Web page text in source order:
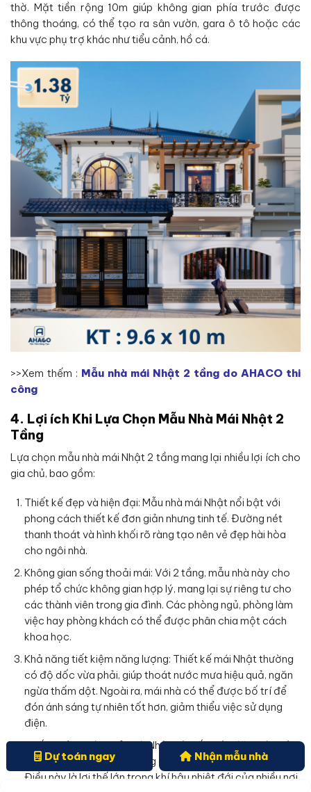
thờ. Mặt tiền rộng 10m giúp không gian phía trước được
thông thoáng, có thể tạo ra sân vườn, gara ô tô hoặc các
khu vực phụ trợ khác như tiểu cảnh, hồ cá.
>>Xem thếm : Mẫu nhà mái Nhật 2 tầng do AHACO thi
công
4. Lợi ích Khi Lựa Chọn Mẫu Nhà Mái Nhật 2
Tầng
Lựa chọn mẫu nhà mái Nhật 2 tầng mang lại nhiều lợi ích cho
gia chủ, bao gồm:
Thiết kế đẹp và hiện đại: Mẫu nhà mái Nhật nổi bật với
phong cách thiết kế đơn giản nhưng tinh tế. Đường nét
thanh thoát và hình khối rõ ràng tạo nên vẻ đẹp hài hòa
cho ngôi nhà.
Không gian sống thoải mái: Với 2 tầng, mẫu nhà này cho
phép tổ chức không gian hợp lý, mang lại sự riêng tư cho
các thành viên trong gia đình. Các phòng ngủ, phòng làm
việc hay phòng khách có thể được phân chia một cách
khoa học.
Khả năng tiết kiệm năng lượng: Thiết kế mái Nhật thường
có độ dốc vừa phải, giúp thoát nước mưa hiệu quả, ngăn
ngừa thấm dột. Ngoài ra, mái nhà có thể được bố trí để
đón ánh sáng tự nhiên tốt hơn, giảm thiểu việc sử dụng
điện.
Chống nóng hiệu quả: Mái Nhật với cấu trúc đặc biệt giúp
giữ nhiệt tốt hơn, tạo không gian mát mẻ vào mùa hè.
Điều này là lợi thế lớn trong khí hậu nhiệt đới của nhiều nơi
Dự toán ngay Nhận mẫu nhà